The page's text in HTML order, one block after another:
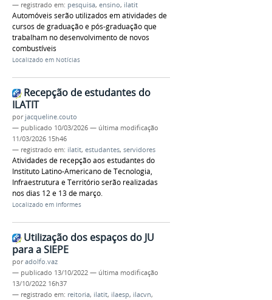
— registrado em: pesquisa, ensino, ilatit
Automóveis serão utilizados em atividades de
cursos de graduação e pós-graduação que
trabalham no desenvolvimento de novos
combustíveis
Localizado em Notícias
Recepção de estudantes do
ILATIT
por jacqueline.couto
— publicado 10/03/2026 — última modificação
11/03/2026 15h46
— registrado em: ilatit, estudantes, servidores
Atividades de recepção aos estudantes do
Instituto Latino-Americano de Tecnologia,
Infraestrutura e Território serão realizadas
nos dias 12 e 13 de março.
Localizado em Informes
Utilização dos espaços do JU
para a SIEPE
poradolfo.vaz
— publicado 13/10/2022 — última modificação
13/10/2022 16h37
— registrado em: reitoria, ilatit, ilaesp, ilacvn,